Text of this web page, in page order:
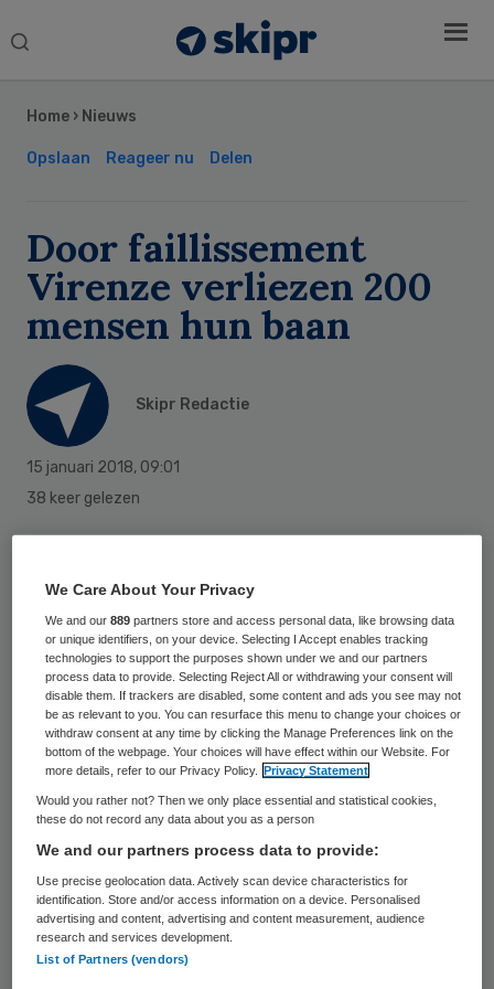
Search
Home › Nieuws
Opslaan Reageer nu Delen
Door faillissement
Virenze verliezen 200
mensen hun baan
Skipr Redactie
15 januari 2018, 09:01
38 keer gelezen
failliete ggz-instelling Virenze kunnen niet
mee naar MET ggz en Parnassia Groep, die
de zorg en de gebouwen van Virenze
hebben overgenomen. Dit meldt De
Limburger.
Curator Dominique Roomberg houdt
volgensde krantwel een slag om de
arm. Mogelijk kunnen ‘in tweede instantie’
nog zo’n tien mensen aan werk worden
geholpen. Roomberg kwam in december
overeen dat MET ggz en Parnassia de
Sidebar
We Care About Your Privacy
We and our889 partners store and access personal data, like browsing data
or unique identifiers, on your device. Selecting I Accept enables tracking
technologies to support the purposes shown under we and our partners
process data to provide. Selecting Reject All or withdrawing your consent will
disable them. If trackers are disabled, some content and ads you see may not
be as relevant to you. You can resurface this menu to change your choices or
withdraw consent at any time by clicking the Manage Preferences link on the
bottom of the webpage. Your choices will have effect within our Website. For
more details, refer to our Privacy Policy.
Privacy Statement
Would you rather not? Then we only place essential and statistical cookies,
these do not record any data about you as a person
We and our partners process data to provide:
Use precise geolocation data. Actively scan device characteristics for
identification. Store and/or access information on a device. Personalised
advertising and content, advertising and content measurement, audience
research and services development.
List of Partners (vendors)